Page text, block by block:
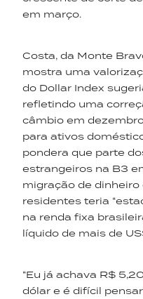
em março.
Costa, da Monte
mostra uma
do Dollar Index
refletindo uma
câmbio em
para ativos
pondera que parte
estrangeiros na B3
migração de
residentes teria
na renda fixa
líquido de mais de
“Eu já achava R$
dólar e é difícil